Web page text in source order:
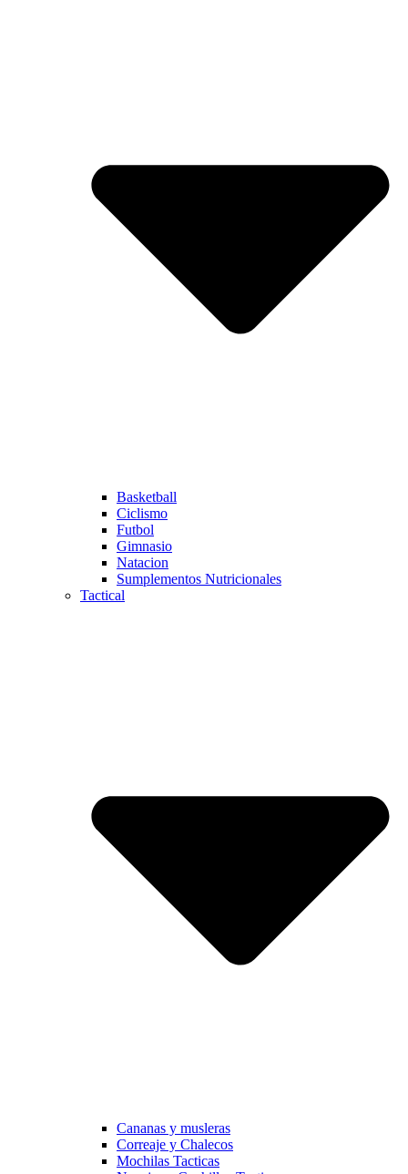
Basketball
Ciclismo
Futbol
Gimnasio
Natacion
Sumplementos Nutricionales
Tactical
Cananas y musleras
Correaje y Chalecos
Mochilas Tacticas